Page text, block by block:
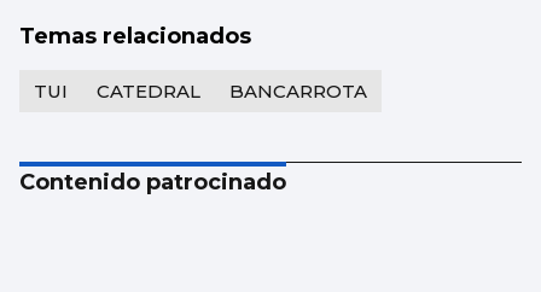
Temas relacionados
TUI CATEDRAL BANCARROTA
Contenido patrocinado